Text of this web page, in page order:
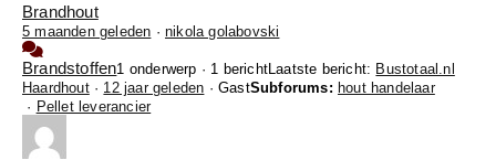
Brandhout
5 maanden geleden ·nikola golabovski
Brandstoffen1 onderwerp · 1 bericht Laatste bericht: Bustotaal.nl
Haardhout· 12 jaar geleden · GastSubforums: hout handelaar
· Pellet leverancier